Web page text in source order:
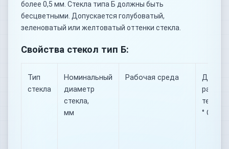
более 0,5 мм. Стекла типа Б должны быть
бесцветными. Допускается голубоватый,
зеленоватый или желтоватый оттенки стекла.
Свойства стекол тип Б:
Тип
стекла
Номинальный
диаметр
стекла,
мм
Рабочая среда
° С